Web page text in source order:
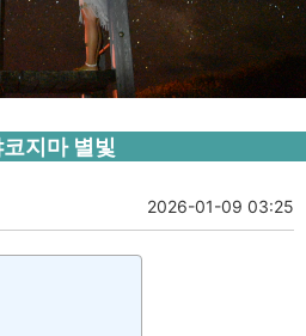
지마 별빛
2026-01-09 03:25